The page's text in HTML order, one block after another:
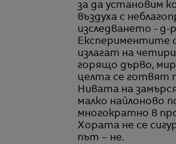
за да установим
въздуха с
изследването - д-
Експериментите
излагат на
горящо дърво,
целта се готвят
Нивата на
малко найлоново
многократно в
Хората не се
път – не.